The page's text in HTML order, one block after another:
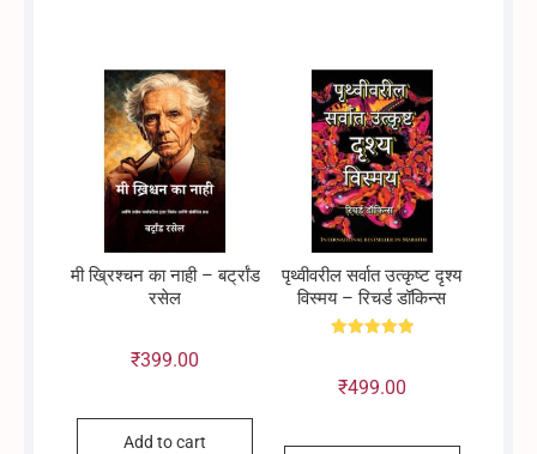
मी ख्रिश्चन का नाही – बर्ट्रांड
रसेल
₹399.00
Add to cart
पृथ्वीवरील सर्वात उत्कृष्ट दृश्य
विस्मय – रिचर्ड डॉकिन्स
out of 5
₹499.00